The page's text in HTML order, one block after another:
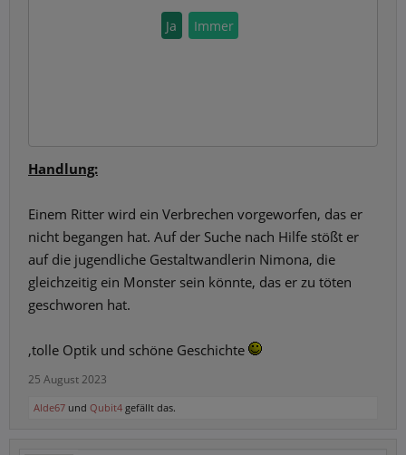
Ja Immer
Handlung:
Einem Ritter wird ein Verbrechen vorgeworfen, das er
nicht begangen hat. Auf der Suche nach Hilfe stößt er
auf die jugendliche Gestaltwandlerin Nimona, die
gleichzeitig ein Monster sein könnte, das er zu töten
geschworen hat.
,tolle Optik und schöne Geschichte
25 August 2023
Alde67 und Qubit4 gefällt das.